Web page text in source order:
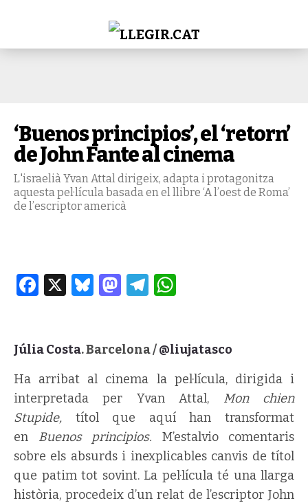
‘Buenos principios’, el ‘retorn’
de John Fante al cinema
L'israelià Yvan Attal dirigeix, adapta i protagonitza
aquesta pel·lícula basada en el llibre ‘A l’oest de Roma’
de l’escriptor americà
Facebook
X Bluesky
Mastodon
Telegram
Júlia Costa. Barcelona /@liujatasco
Ha arribat al cinema la pel·lícula, dirigida i
interpretada per Yvan Attal, Mon chien
Stupide, títol que aquí han transformat
en Buenos principios. M’estalvio comentaris
sobre els absurds i inexplicables canvis de títol
que patim tot sovint. La pel·lícula té una llarga
història, procedeix d’un relat de l’escriptor John